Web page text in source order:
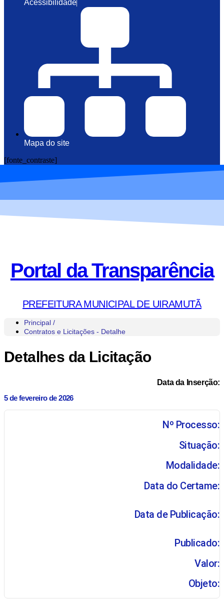
Acessibilidade
Mapa do site
[fonte_contraste]
Portal da Transparência
PREFEITURA MUNICIPAL DE UIRAMUTÃ
Principal /
Contratos e Licitações - Detalhe
Detalhes da Licitação
Data da Inserção:
5 de fevereiro de 2026
Nº Processo:
Situação:
Modalidade:
Data do Certame:
Data de Publicação:
Publicado:
Valor:
Objeto: